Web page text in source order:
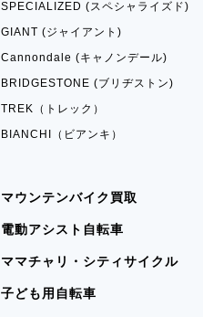
SPECIALIZED (スペシャライズド)
GIANT (ジャイアント)
Cannondale (キャノンデール)
BRIDGESTONE (ブリヂストン)
TREK（トレック）
BIANCHI（ビアンキ）
マウンテンバイク買取
電動アシスト自転車
ママチャリ・シティサイクル
子ども用自転車